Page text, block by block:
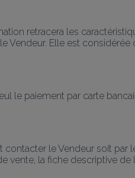
retracera les
Vendeur. Elle est
le paiement par carte
contacter le Vendeur soit par
la fiche descriptive